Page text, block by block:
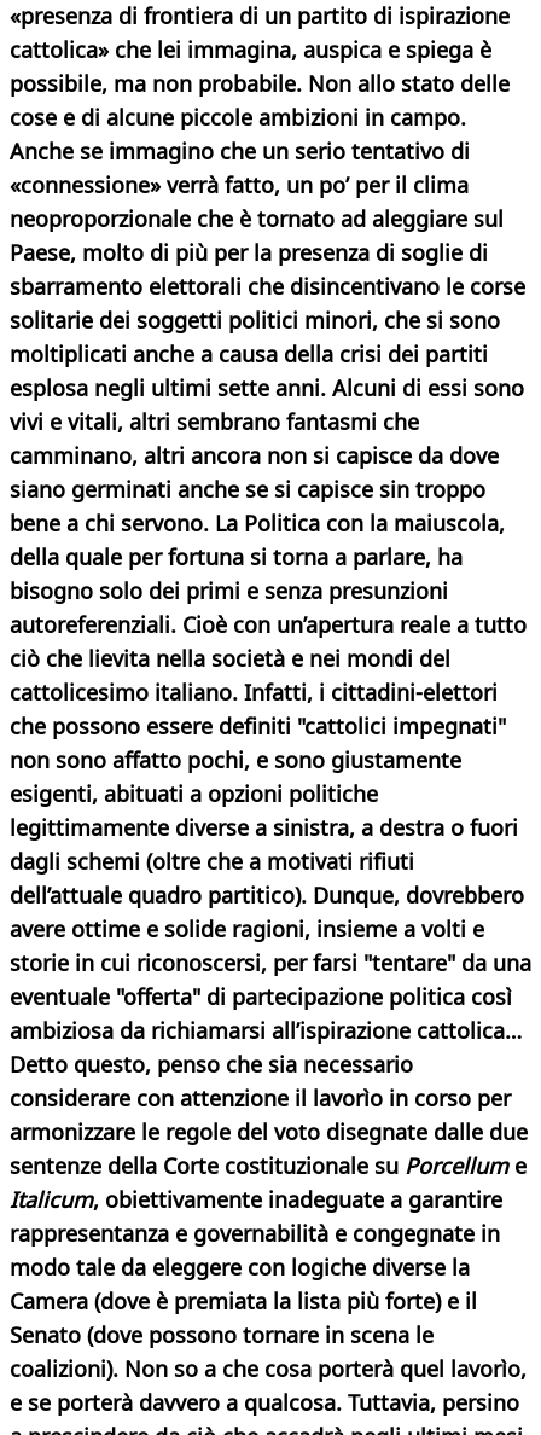
«presenza di frontiera di un partito di ispirazione
cattolica» che lei immagina, auspica e spiega è
possibile, ma non probabile. Non allo stato delle
cose e di alcune piccole ambizioni in campo.
Anche se immagino che un serio tentativo di
«connessione» verrà fatto, un po’ per il clima
neoproporzionale che è tornato ad aleggiare sul
Paese, molto di più per la presenza di soglie di
sbarramento elettorali che disincentivano le corse
solitarie dei soggetti politici minori, che si sono
moltiplicati anche a causa della crisi dei partiti
esplosa negli ultimi sette anni. Alcuni di essi sono
vivi e vitali, altri sembrano fantasmi che
camminano, altri ancora non si capisce da dove
siano germinati anche se si capisce sin troppo
bene a chi servono. La Politica con la maiuscola,
della quale per fortuna si torna a parlare, ha
bisogno solo dei primi e senza presunzioni
autoreferenziali. Cioè con un’apertura reale a tutto
ciò che lievita nella società e nei mondi del
cattolicesimo italiano. Infatti, i cittadini-elettori
che possono essere definiti "cattolici impegnati"
non sono affatto pochi, e sono giustamente
esigenti, abituati a opzioni politiche
legittimamente diverse a sinistra, a destra o fuori
dagli schemi (oltre che a motivati rifiuti
dell’attuale quadro partitico). Dunque, dovrebbero
avere ottime e solide ragioni, insieme a volti e
storie in cui riconoscersi, per farsi "tentare" da una
eventuale "offerta" di partecipazione politica così
ambiziosa da richiamarsi all’ispirazione cattolica…
Detto questo, penso che sia necessario
considerare con attenzione il lavorìo in corso per
armonizzare le regole del voto disegnate dalle due
sentenze della Corte costituzionale su Porcellume
Italicum, obiettivamente inadeguate a garantire
rappresentanza e governabilità e congegnate in
modo tale da eleggere con logiche diverse la
Camera (dove è premiata la lista più forte) e il
Senato (dove possono tornare in scena le
coalizioni). Non so a che cosa porterà quel lavorìo,
e se porterà davvero a qualcosa. Tuttavia, persino